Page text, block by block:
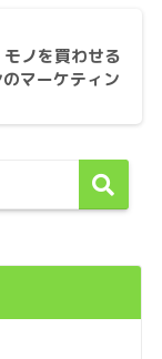
ノを買わせる
マーケティン